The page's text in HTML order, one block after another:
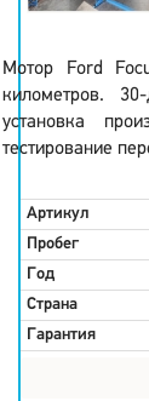
Мотор Ford
километров.
установка
тестирование
Артикул
Пробег
Год
Страна
Гарантия